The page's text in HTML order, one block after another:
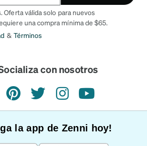
Oferta válida solo para nuevos
una compra mínima de $65.
& Términos
con nosotros
PinterestTwitterInstagramYouTube
la app de Zenni hoy!